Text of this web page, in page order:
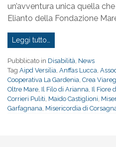
un’avventura unica quella
Elianto della Fondazione
Leggi tutto…
Pubblicato in Disabilità, News
Tag Aipd Versilia, Anffas Lucca,
Cooperativa La Gardenia, Crea
Oltre Mare, Il Filo di Arianna, Il Fiore
Corrieri Puliti, Maido Castiglioni,
Garfagnana, Misericordia di